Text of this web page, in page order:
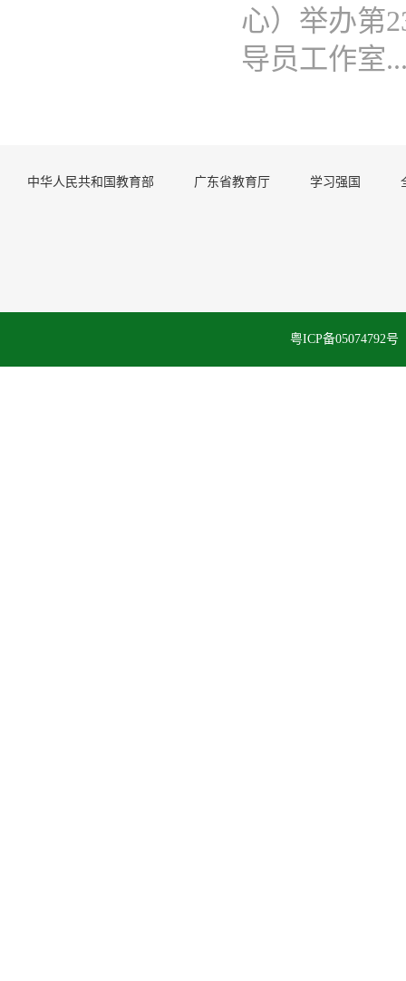
心）举办第
导员工作室
中华人民共和国教育部 广东省教育厅 学习强国
粤ICP备05074792